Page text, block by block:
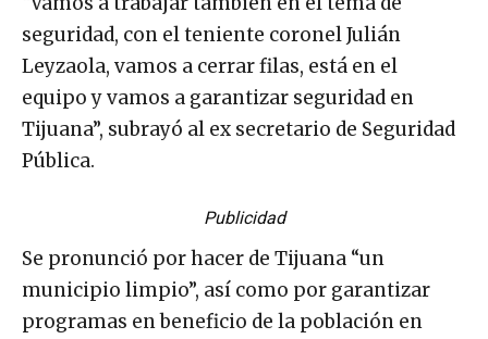
seguridad, con el teniente coronel Julián
Leyzaola, vamos a cerrar filas, está en el
equipo y vamos a garantizar seguridad en
Tijuana”, subrayó al ex secretario de Seguridad
Pública.
Publicidad
Se pronunció por hacer de Tijuana “un
municipio limpio”, así como por garantizar
programas en beneficio de la población en